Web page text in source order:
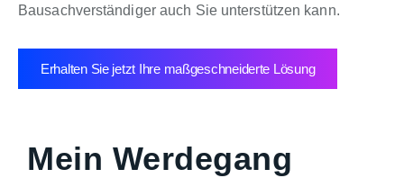
Bausachverständiger auch Sie unterstützen kann.
Erhalten Sie jetzt Ihre maßgeschneiderte Lösung
Mein Werdegang